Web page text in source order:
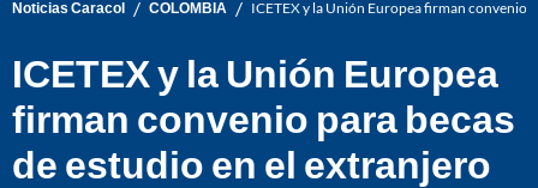
Noticias Caracol / COLOMBIA / ICETEX y la Unión Europea firman convenio
ICETEX y la Unión Europea
firman convenio para becas
de estudio en el extranjero